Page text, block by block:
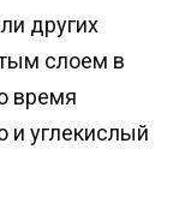
других
слоем в
время
и углекислый